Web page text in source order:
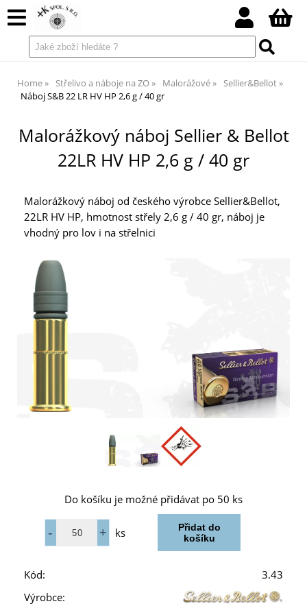
Home Střelivo a náboje na ZO Malorážové
Sellier&Bellot
Náboj S&B 22 LR HV HP 2,6 g / 40 gr
Malorážkový náboj Sellier & Bellot
22LR HV HP 2,6 g / 40 gr
Malorážkový náboj od českého výrobce Sellier&Bellot,
22LR HV HP, hmotnost střely 2,6 g / 40 gr, náboj je
vhodný pro lov i na střelnici
Do košíku je možné přidávat po 50 ks
ks
Kód:
3.43
Výrobce: